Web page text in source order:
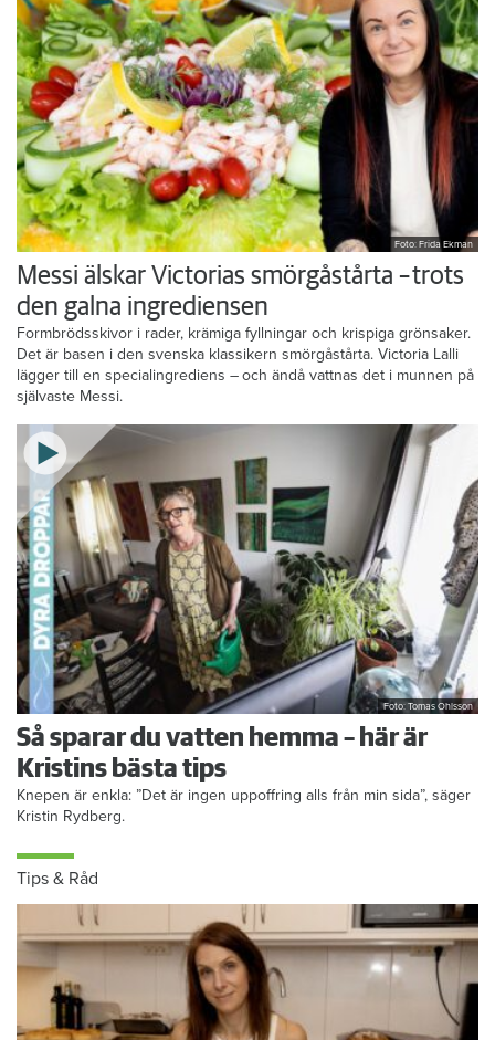
Foto: Frida Ekman
Messi älskar Victorias smörgåstårta – trots
den galna ingrediensen
Formbrödsskivor i rader, krämiga fyllningar och krispiga grönsaker.
Det är basen i den svenska klassikern smörgåstårta. Victoria Lalli
lägger till en specialingrediens – och ändå vattnas det i munnen på
självaste Messi.
Foto: Tomas Ohlsson
Så sparar du vatten hemma – här är
Kristins bästa tips
Knepen är enkla: ”Det är ingen uppoffring alls från min sida”, säger
Kristin Rydberg.
Tips & Råd